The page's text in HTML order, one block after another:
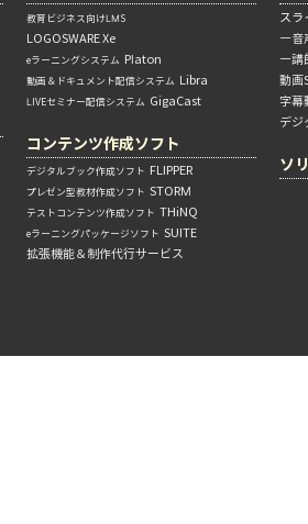
教育ビジネス向けLMS
LOGOSWARE Xe
eラーニングシステム Platon
動画＆ドキュメント配信システム Libra
LIVEセミナー配信システム GigaCast
コンテンツ作成ソフト
デジタルブック作成ソフト FLIPPER
プレゼン型教材作成ソフト STORM
テストコンテンツ作成ソフト THiNQ
eラーニングパッケージソフト SUITE
拡張機能＆制作代行サービス
ス
―音
―講
動画
字幕
デジ
ソ